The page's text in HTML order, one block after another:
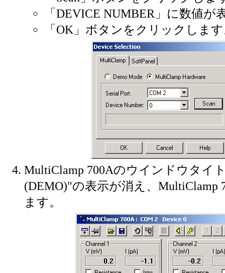
「DEVICE NUMBER」に数値が
「OK」ボタンをクリックしま
MultiClamp 700Aのウインドウタイ
(DEMO)"の表示が消え、MultiClamp
ます。